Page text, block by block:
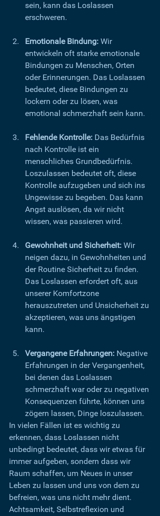
sein, kann das Loslassen
erschweren.
Emotionale Bindung: Wir
entwickeln oft starke emotionale
Bindungen zu Menschen, Orten
oder Erinnerungen. Das Loslassen
bedeutet, diese Bindungen zu
lockern oder zu lösen, was
emotional schmerzhaft sein kann.
Fehlende Kontrolle: Das Bedürfnis
nach Kontrolle ist ein
menschliches Grundbedürfnis.
Loszulassen bedeutet oft, diese
Kontrolle aufzugeben und sich ins
Ungewisse zu begeben. Das kann
Angst auslösen, da wir nicht
wissen, was passieren wird.
Gewohnheit und Sicherheit: Wir
neigen dazu, in Gewohnheiten und
der Routine Sicherheit zu finden.
Das Loslassen erfordert oft, aus
unserer Komfortzone
herauszutreten und Unsicherheit zu
akzeptieren, was uns ängstigen
kann.
Vergangene Erfahrungen: Negative
Erfahrungen in der Vergangenheit,
bei denen das Loslassen
schmerzhaft war oder zu negativen
Konsequenzen führte, können uns
zögern lassen, Dinge loszulassen.
In vielen Fällen ist es wichtig zu
erkennen, dass Loslassen nicht
unbedingt bedeutet, dass wir etwas für
immer aufgeben, sondern dass wir
Raum schaffen, um Neues in unser
Leben zu lassen und uns von dem zu
befreien, was uns nicht mehr dient.
Achtsamkeit, Selbstreflexion und